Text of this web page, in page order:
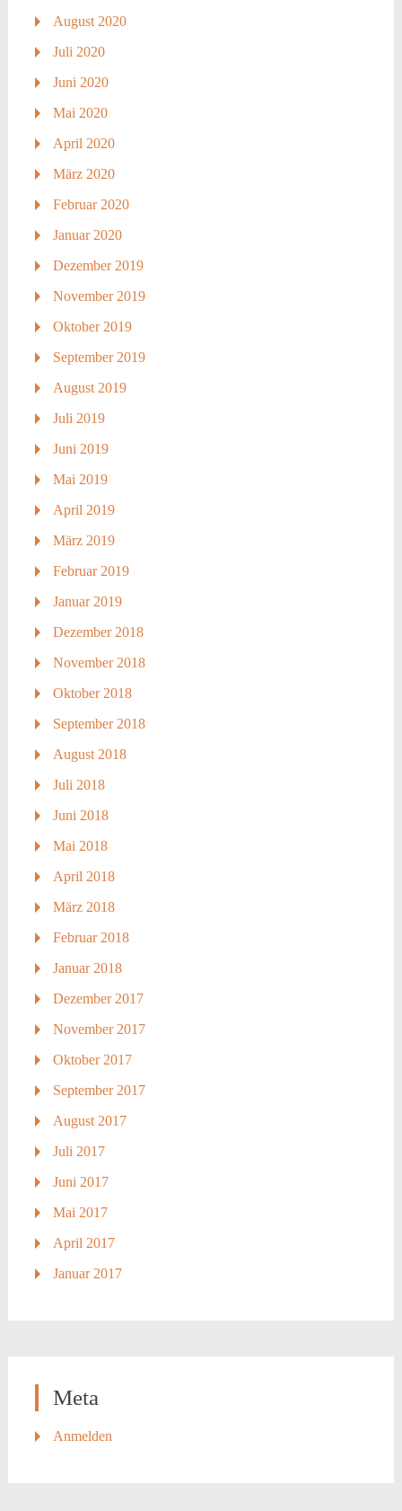
August 2020
Juli 2020
Juni 2020
Mai 2020
April 2020
März 2020
Februar 2020
Januar 2020
Dezember 2019
November 2019
Oktober 2019
September 2019
August 2019
Juli 2019
Juni 2019
Mai 2019
April 2019
März 2019
Februar 2019
Januar 2019
Dezember 2018
November 2018
Oktober 2018
September 2018
August 2018
Juli 2018
Juni 2018
Mai 2018
April 2018
März 2018
Februar 2018
Januar 2018
Dezember 2017
November 2017
Oktober 2017
September 2017
August 2017
Juli 2017
Juni 2017
Mai 2017
April 2017
Januar 2017
Meta
Anmelden